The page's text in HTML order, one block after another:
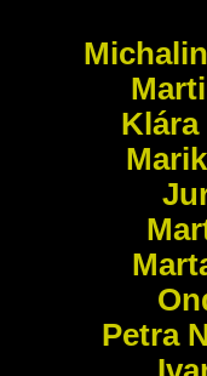
Klára
Petra